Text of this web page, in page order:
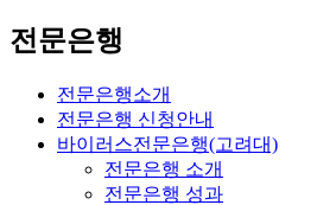
전문은행
전문은행소개
전문은행 신청안내
바이러스전문은행(고려대)
전문은행 소개
전문은행 성과